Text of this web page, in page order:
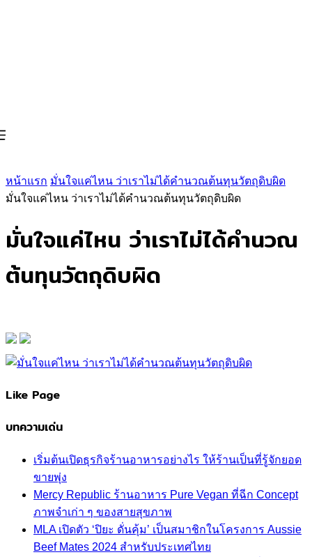
หน้าแรก มั่นใจแค่ไหน ว่าเราไม่ได้คำนวณต้นทุนวัตถุดิบผิด
มั่นใจแค่ไหน ว่าเราไม่ได้คำนวณต้นทุนวัตถุดิบผิด
มั่นใจแค่ไหน ว่าเราไม่ได้คำนวณ
ต้นทุนวัตถุดิบผิด
Like Page
บทความเด่น
เริ่มต้นเปิดธุรกิจร้านอาหารอย่างไร ให้ร้านเป็นที่รู้จักยอด
ขายพุ่ง
Mercy Republic ร้านอาหาร Pure Vegan ที่ฉีก Concept
ภาพจำเก่า ๆ ของสายสุขภาพ
MLA เปิดตัว ‘ปิยะ ดั่นคุ้ม’ เป็นสมาชิกในโครงการ Aussie
Beef Mates 2024 สำหรับประเทศไทย